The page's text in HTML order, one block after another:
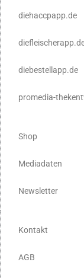
diehaccpapp.de
diebestellapp.de
promedia-
Shop
Mediadaten
Newsletter
Kontakt
AGB